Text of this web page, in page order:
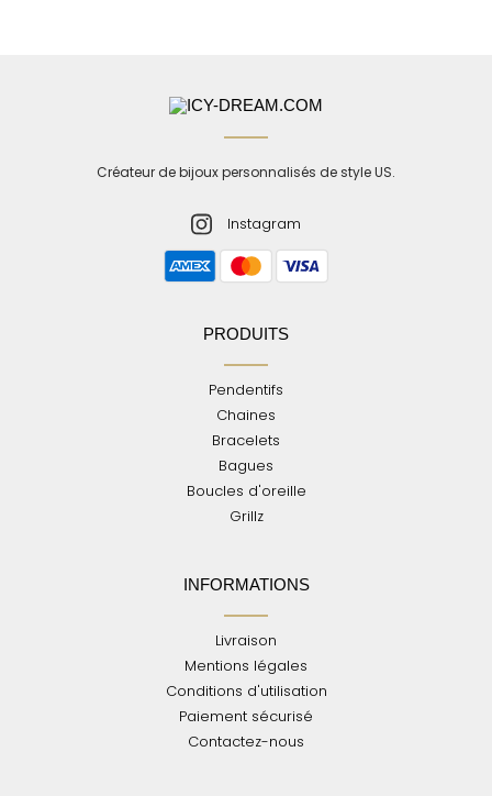
Créateur de bijoux personnalisés de style US.
Instagram
PRODUITS
Pendentifs
Chaines
Bracelets
Bagues
Boucles d'oreille
Grillz
INFORMATIONS
Livraison
Mentions légales
Conditions d'utilisation
Paiement sécurisé
Contactez-nous